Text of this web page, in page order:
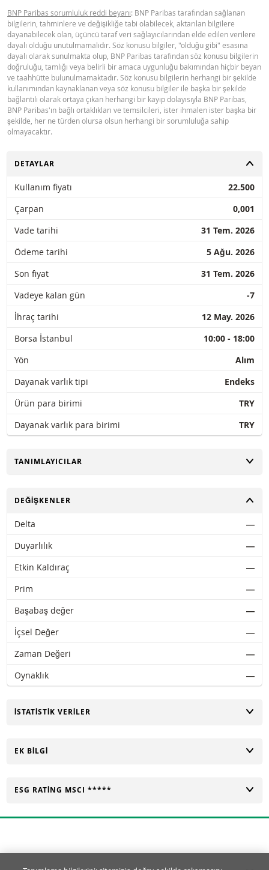
BNP Paribas sorumluluk reddi beyanı: BNP Paribas tarafından sağlanan
bilgilerin, tahminlere ve değişikliğe tabi olabilecek, aktarılan bilgilere
dayanabilecek olan, üçüncü taraf veri sağlayıcılarından elde edilen verilere
dayalı olduğu unutulmamalıdır. Söz konusu bilgiler, "olduğu gibi" esasına
dayalı olarak sunulmakta olup, BNP Paribas tarafından söz konusu bilgilerin
doğruluğu, tamlığı veya belirli bir amaca uygunluğu bakımından hiçbir beyan
ve taahhütte bulunulmamaktadır. Söz konusu bilgilerin herhangi bir şekilde
kullanımından kaynaklanan veya söz konusu bilgiler ile başka bir şekilde
bağlantılı olarak ortaya çıkan herhangi bir kayıp dolayısıyla BNP Paribas,
BNP Paribas'ın bağlı ortaklıkları ve temsilcileri, ister ihmalen ister başka bir
şekilde, her ne türden olursa olsun herhangi bir sorumluluğa sahip
olmayacaktır.
AÇ
DETAYLAR
Kullanım fiyatı
22.500
Çarpan
0,001
Vade tarihi
31 Tem. 2026
Ödeme tarihi
5 Ağu. 2026
Son fiyat
31 Tem. 2026
Vadeye kalan gün
-7
İhraç tarihi
12 May. 2026
Borsa İstanbul
10:00 - 18:00
Yön
Alım
Dayanak varlık tipi
Endeks
Ürün para birimi
TRY
Dayanak varlık para birimi
TRY
AÇ
TANIMLAYICILAR
AÇ
DEĞIŞKENLER
Delta
―
Duyarlılık
―
Etkin Kaldıraç
―
Prim
―
Başabaş değer
―
İçsel Değer
―
Zaman Değeri
―
Oynaklık
―
AÇ
İSTATISTIK VERILER
AÇ
EK BILGI
AÇ
ESG RATING MSCI *****
Tanımlama Bilgisi Ayarları